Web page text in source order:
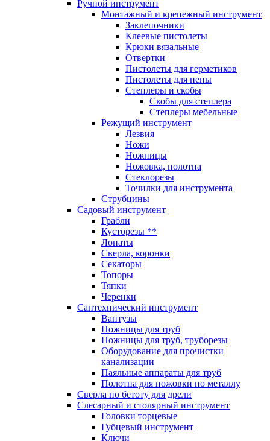
Ручной инструмент
Монтажный и крепежный инструмент
Заклепочники
Клеевые пистолеты
Крюки вязальные
Отвертки
Пистолеты для герметиков
Пистолеты для пены
Степлеры и скобы
Скобы для степлера
Степлеры мебельные
Режущий инструмент
Лезвия
Ножи
Ножницы
Ножовка, полотна
Стеклорезы
Точилки для инструмента
Струбцины
Садовый инструмент
Грабли
Кусторезы **
Лопаты
Сверла, коронки
Секаторы
Топоры
Тяпки
Черенки
Сантехнический инструмент
Вантузы
Ножницы для труб
Ножницы для труб, труборезы
Оборудование для прочистки
канализации
Паяльные аппараты для труб
Полотна для ножовки по металлу
Сверла по бетоту для дрели
Слесарный и столярный инструмент
Головки торцевые
Губцевый инструмент
Ключи